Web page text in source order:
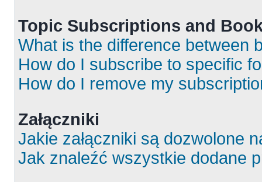
Topic Subscriptions and
What is the difference between
How do I subscribe to specific
How do I remove my
Załączniki
Jakie załączniki są dozwolone
Jak znaleźć wszystkie dodane